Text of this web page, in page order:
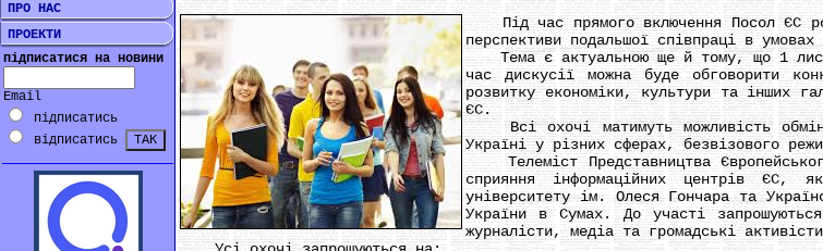
ПРО НАС
ПРОЕКТИ
підписатися на новини
Email
підписатись
відписатись
Під час прямого включення Посол ЄС
перспективи подальшої співпраці в
Тема є актуальною ще й тому, що 1
час дискусії можна буде обговорити
розвитку економіки, культури та інших
ЄС.
Всі охочі матимуть можливість
Україні у різних сферах, безвізового
Телеміст Представництва
сприяння інформаційних центрів ЄС,
університету ім. Олеся Гончара та
України в Сумах. До участі
журналісти, медіа та громадські